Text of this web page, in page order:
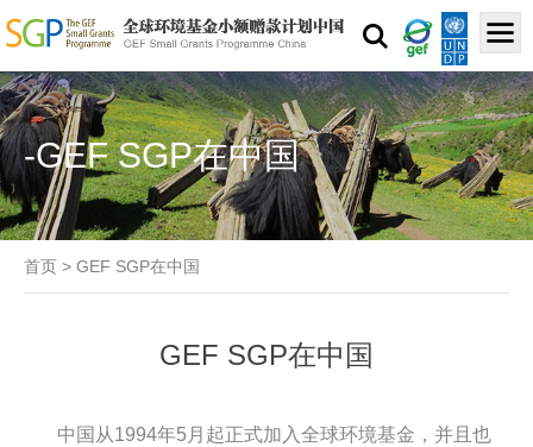
-GEF SGP在中国
首页 > GEF SGP在中国
GEF SGP在中国
中国从1994年5月起正式加入全球环境基金，并且也